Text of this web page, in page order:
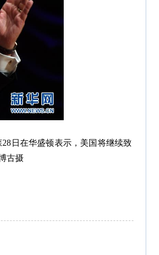
日在华盛顿表示，美国将继续致
古摄